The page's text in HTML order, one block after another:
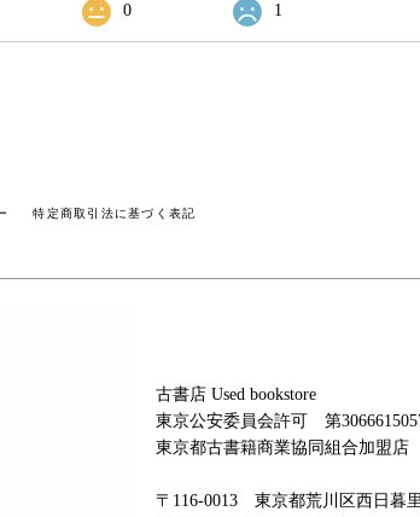
0 1
特定商取引法に基づく表記
古書店 Used bookstore
東京公安委員会許可 第
東京都古書籍商業協同組合加盟店
〒116-0013 東京都荒川区西日暮